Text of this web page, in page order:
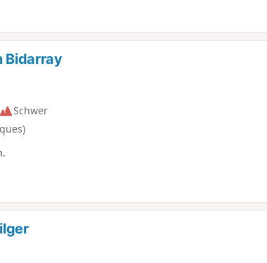
Bidarray
Schwer